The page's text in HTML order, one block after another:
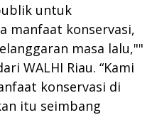
untuk
manfaat konservasi,
masa lalu,""
WALHI Riau. “Kami
konservasi di
itu seimbang